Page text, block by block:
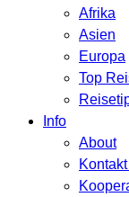
Afrika
Asien
Europa
Top
Info
About